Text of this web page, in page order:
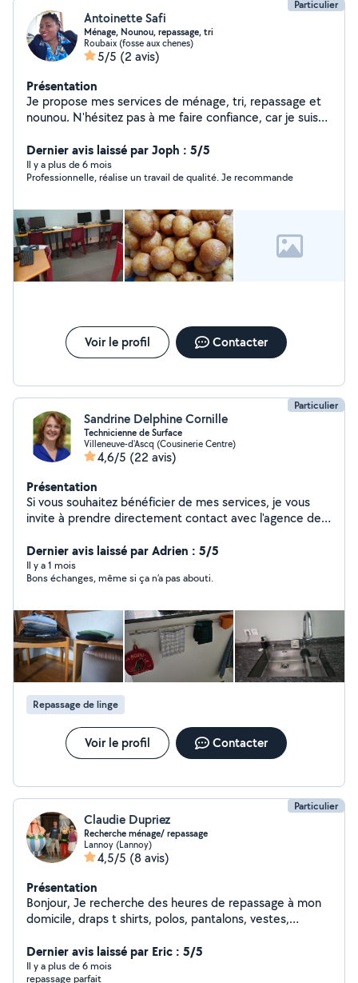
Particulier
Antoinette Safi
Ménage, Nounou, repassage, tri
Roubaix (fosse aux chenes)
5/5 (2 avis)
Présentation
Je propose mes services de ménage, tri, repassage et
nounou. N'hésitez pas à me faire confiance, car je suis
Dernier avis laissé par Joph : 5/5
Il y a plus de 6 mois
Professionnelle, réalise un travail de qualité. Je recommande
Voir le profil Contacter
Particulier
Sandrine Delphine Cornille
Technicienne de Surface
Villeneuve-d'Ascq (Cousinerie Centre)
4,6/5 (22 avis)
Présentation
Si vous souhaitez bénéficier de mes services, je vous
invite à prendre directement contact avec l'agence de
accompagner dans toutes les démarches et d'organiser
les prestations selon vos besoins. Ce nouveau mode de
fonctionnement vous permet de profiter d'un service
et suivi. De mon côté, je continuerai à mettre à votre
disposition tout le sérieux, la rigueur, la discrétion qui
ont toujours guidé mon travail. Forte de plusieurs
années d'expérience, je m'engage à réaliser des
prestations soignées et adaptées à vos attentes, qu'il
s'agisse du ménage courant, de l'entretien approfondi
de votre logement ou repassage. Renseignement laisser
un message svp merci !
Dernier avis laissé par Adrien : 5/5
Il y a 1 mois
Bons échanges, même si ça n’a pas abouti.
Repassage de linge
Voir le profil Contacter
Particulier
Claudie Dupriez
Recherche ménage/ repassage
Lannoy (Lannoy)
4,5/5 (8 avis)
Présentation
Bonjour, Je recherche des heures de repassage à mon
domicile, draps t shirts, polos, pantalons, vestes,
situe sur la commune de Lannoy. Le délai moyen est de
48 h. Je reste à votre disposition si besoin, vous pouvez
Dernier avis laissé par Eric : 5/5
Il y a plus de 6 mois
repassage parfait